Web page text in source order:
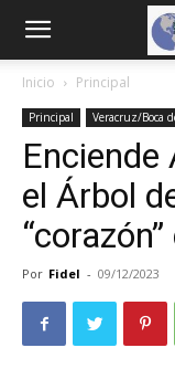
poder
Poder
Inicio Principal
Principal Veracruz/Boca
Enciende
el Árbol
Por Fidel - 09/12/2023